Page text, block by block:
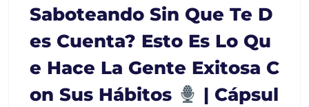
Saboteando Sin Que Te D
Es Cuenta? Esto Es Lo Qu
E Hace La Gente Exitosa C
On Sus Hábitos
| Cápsul